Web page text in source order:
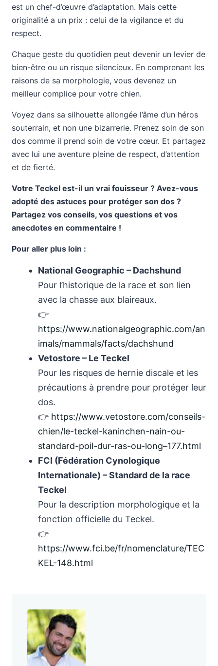
est un chef-d’œuvre d’adaptation. Mais cette
originalité a un prix : celui de la vigilance et du
respect.
Chaque geste du quotidien peut devenir un levier de
bien-être ou un risque silencieux. En comprenant les
raisons de sa morphologie, vous devenez un
meilleur complice pour votre chien.
Voyez dans sa silhouette allongée l’âme d’un héros
souterrain, et non une bizarrerie. Prenez soin de son
dos comme il prend soin de votre cœur. Et partagez
avec lui une aventure pleine de respect, d’attention
et de fierté.
Votre Teckel est-il un vrai fouisseur ? Avez-vous
adopté des astuces pour protéger son dos ?
Partagez vos conseils, vos questions et vos
anecdotes en commentaire !
Pour aller plus loin :
National Geographic – Dachshund
Pour l’historique de la race et son lien
avec la chasse aux blaireaux.
👉
https://www.nationalgeographic.com/an
imals/mammals/facts/dachshund
Vetostore – Le Teckel
Pour les risques de hernie discale et les
précautions à prendre pour protéger leur
dos.
👉 https://www.vetostore.com/conseils-
chien/le-teckel-kaninchen-nain-ou-
standard-poil-dur-ras-ou-long–177.html
FCI (Fédération Cynologique
Internationale) – Standard de la race
Teckel
Pour la description morphologique et la
fonction officielle du Teckel.
👉
https://www.fci.be/fr/nomenclature/TEC
KEL-148.html